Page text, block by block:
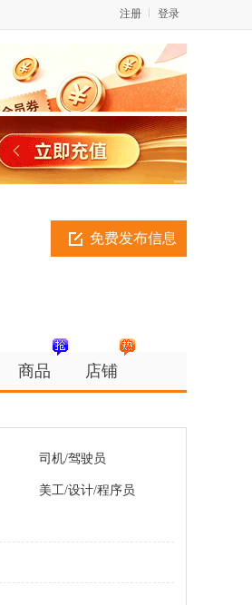
登录
注册
免费发布信息
商品 店铺
司机/驾驶员
美工/设计/程序员